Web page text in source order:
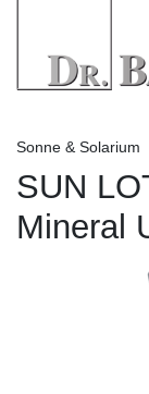
Sonne & Solarium
SUN
Mineral